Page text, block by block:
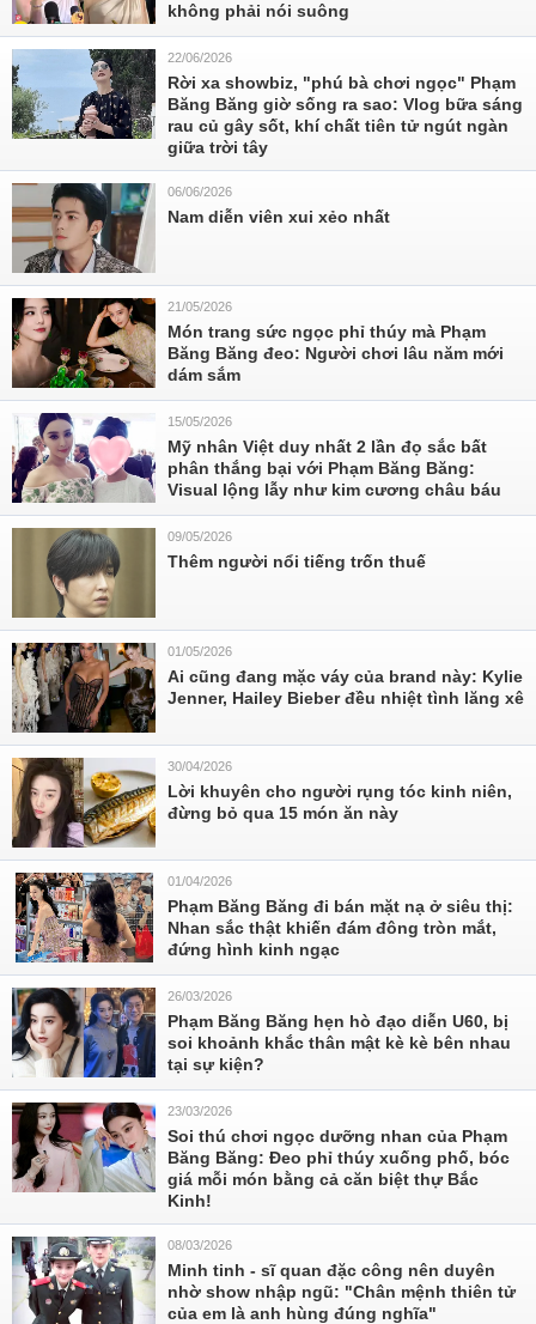
không phải nói suông
22/06/2026
Rời xa showbiz, "phú bà chơi ngọc" Phạm
Băng Băng giờ sống ra sao: Vlog bữa sáng
rau củ gây sốt, khí chất tiên tử ngút ngàn
giữa trời tây
06/06/2026
Nam diễn viên xui xẻo nhất
21/05/2026
Món trang sức ngọc phỉ thúy mà Phạm
Băng Băng đeo: Người chơi lâu năm mới
dám sắm
15/05/2026
Mỹ nhân Việt duy nhất 2 lần đọ sắc bất
phân thắng bại với Phạm Băng Băng:
Visual lộng lẫy như kim cương châu báu
09/05/2026
Thêm người nổi tiếng trốn thuế
01/05/2026
Ai cũng đang mặc váy của brand này: Kylie
Jenner, Hailey Bieber đều nhiệt tình lăng xê
30/04/2026
Lời khuyên cho người rụng tóc kinh niên,
đừng bỏ qua 15 món ăn này
01/04/2026
Phạm Băng Băng đi bán mặt nạ ở siêu thị:
Nhan sắc thật khiến đám đông tròn mắt,
đứng hình kinh ngạc
26/03/2026
Phạm Băng Băng hẹn hò đạo diễn U60, bị
soi khoảnh khắc thân mật kè kè bên nhau
tại sự kiện?
23/03/2026
Soi thú chơi ngọc dưỡng nhan của Phạm
Băng Băng: Đeo phỉ thúy xuống phố, bóc
giá mỗi món bằng cả căn biệt thự Bắc
Kinh!
08/03/2026
Minh tinh - sĩ quan đặc công nên duyên
nhờ show nhập ngũ: "Chân mệnh thiên tử
của em là anh hùng đúng nghĩa"